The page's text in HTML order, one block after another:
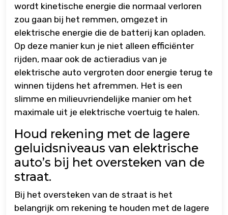
wordt kinetische energie die normaal verloren
zou gaan bij het remmen, omgezet in
elektrische energie die de batterij kan opladen.
Op deze manier kun je niet alleen efficiënter
rijden, maar ook de actieradius van je
elektrische auto vergroten door energie terug te
winnen tijdens het afremmen. Het is een
slimme en milieuvriendelijke manier om het
maximale uit je elektrische voertuig te halen.
Houd rekening met de lagere
geluidsniveaus van elektrische
auto’s bij het oversteken van de
straat.
Bij het oversteken van de straat is het
belangrijk om rekening te houden met de lagere